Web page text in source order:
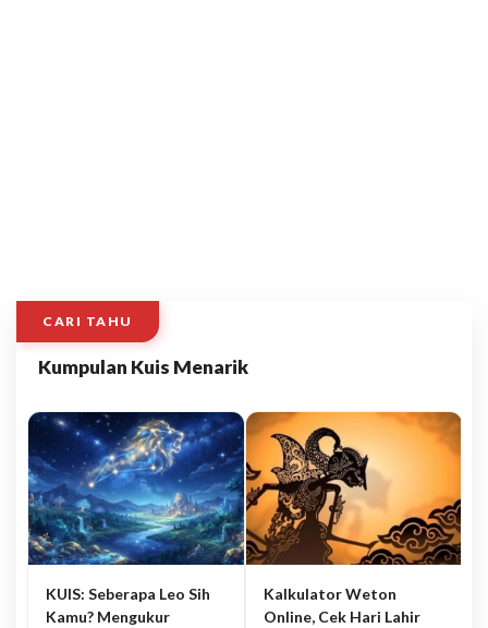
CARI TAHU
Kumpulan Kuis Menarik
KUIS: Seberapa Leo Sih
Kamu? Mengukur
Kalkulator Weton
Online, Cek Hari Lahir